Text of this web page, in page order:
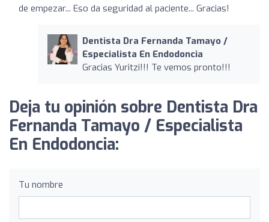
de empezar... Eso da seguridad al paciente... Gracias!
Dentista Dra Fernanda Tamayo /
Especialista En Endodoncia
Gracias Yuritzi!!! Te vemos pronto!!!
Deja tu opinión sobre Dentista Dra
Fernanda Tamayo / Especialista
En Endodoncia:
Tu nombre